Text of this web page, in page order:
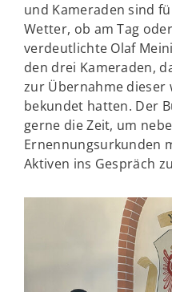
und Kameraden sind
Wetter, ob am Tag
verdeutlichte Olaf
den drei Kameraden,
zur Übernahme dieser
bekundet hatten. Der
gerne die Zeit, um
Ernennungsurkunden
Aktiven ins Gespräch